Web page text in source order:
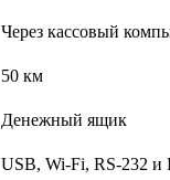
Через кассовый
50 км
Денежный ящик
USB, Wi-Fi, RS-232 и